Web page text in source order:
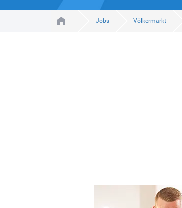
Jobs Völkermarkt